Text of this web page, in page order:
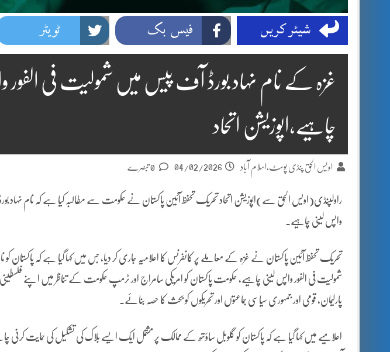
شیئر کریں فیس بک ٹویٹر
غزہ کے نام نہاد بورڈ آف پیس میں شمولیت فی الفور
چاہیے،اپوزیشن اتحاد
اویس الحق پنڈی پوسٹ،اسلام آباد 04/02/2026
راولپنڈی(اویس الحق سے)اپوزیشن اتحاد تحریک تحفظ آئین پاکستان نے حکومت سے مطالبہ کیا ہے کہ نام نہاد
واپس لینی چاہیے۔
تحریک تحفظ آئین پاکستان نے غزہ کے معاملے پر کانفرنس کا اعلامیہ جاری کر دیا، جس میں کہا گیا ہے کہ پاکستان
شمولیت فی الفور واپس لینی چاہیے، حکومت پاکستان کو امریکی سامراج اور ٹرمپ حکومت کے تناظر میں اپنے
پارلیمان، قومی اور جمہوری سیاسی جماعتوں اور تحریکوں کو بحث کا حصہ بنائے۔
اعلامیے میں کہا گیا ہے کہ پاکستان کو گلوبل ساؤتھ کے ممالک پر مشتمل ایک ایسے بلاک کی تشکیل کی حمایت کرنی